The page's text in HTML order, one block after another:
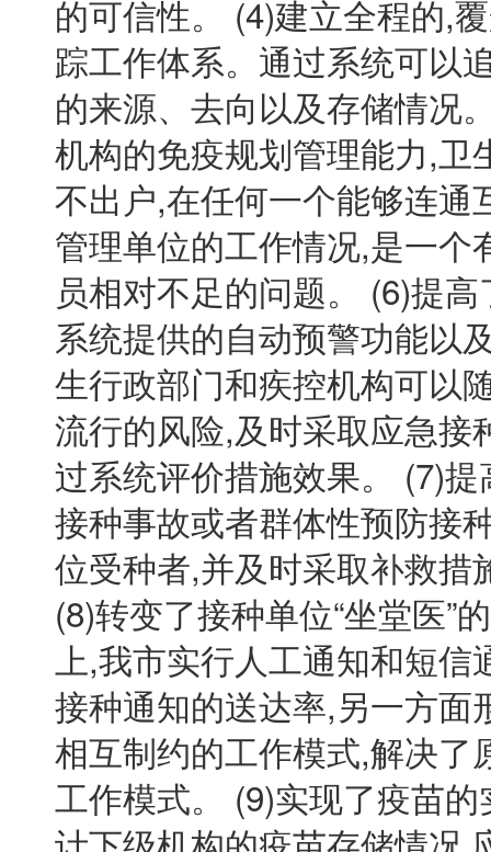
的可信性。 (4)建立全程的,
踪工作体系。通过系统可以
的来源、去向以及存储情况
机构的免疫规划管理能力,
不出户,在任何一个能够连
管理单位的工作情况,是一
员相对不足的问题。 (6)提
系统提供的自动预警功能以
生行政部门和疾控机构可以
流行的风险,及时采取应急
过系统评价措施效果。 (7)
接种事故或者群体性预防接
位受种者,并及时采取补救
(8)转变了接种单位“坐堂医”
上,我市实行人工通知和短
接种通知的送达率,另一方
相互制约的工作模式,解决
工作模式。 (9)实现了疫苗